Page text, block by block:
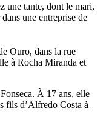
une tante, dont le mari,
une entreprise de
Ouro, dans la rue
à Rocha Miranda et
À 17 ans, elle
fils d’Alfredo Costa à